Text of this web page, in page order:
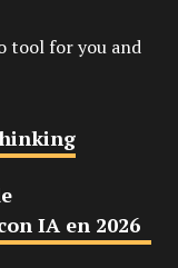
tool for you and
IA en 2026